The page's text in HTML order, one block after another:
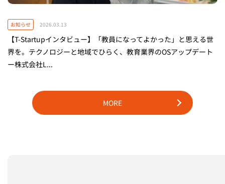
お知らせ 2026.03.13
【T-Startupインタビュー】「教員になってよかった」と思える世
界を。テクノロジーと地域でひらく、教育業界のOSアップデート
ー株式会社L...
MORE